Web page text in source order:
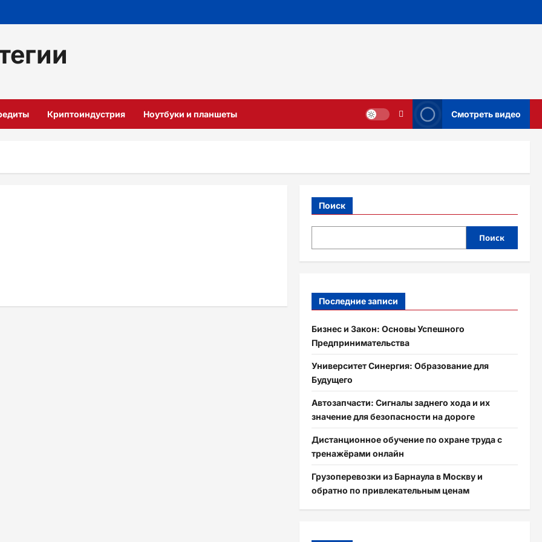
Криптоиндустрия Ноутбуки и планшеты Смотреть видео
Поиск
Поиск
Последние записи
Бизнес и Закон: Основы Успешного
Предпринимательства
Университет Синергия: Образование для
Будущего
Автозапчасти: Сигналы заднего хода и их
значение для безопасности на дороге
Дистанционное обучение по охране труда с
тренажёрами онлайн
Грузоперевозки из Барнаула в Москву и
обратно по привлекательным ценам